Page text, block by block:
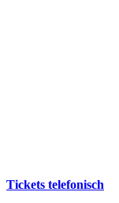
Tickets telefonisch